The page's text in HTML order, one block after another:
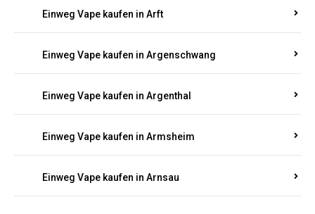
Einweg Vape kaufen in Arft
Einweg Vape kaufen in Argenschwang
Einweg Vape kaufen in Argenthal
Einweg Vape kaufen in Armsheim
Einweg Vape kaufen in Arnsau